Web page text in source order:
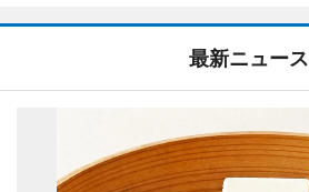
最新ニュース